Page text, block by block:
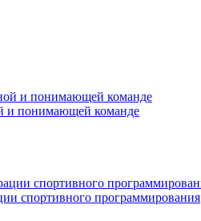
и понимающей команде
спортивного программирования